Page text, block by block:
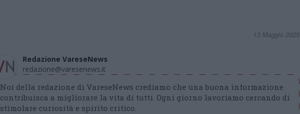
13 Maggio 2025
Redazione VareseNews
redazione@varesenews.it
Noi della redazione di VareseNews crediamo che una buona informazione
contribuisca a migliorare la vita di tutti. Ogni giorno lavoriamo cercando di
stimolare curiosità e spirito critico.